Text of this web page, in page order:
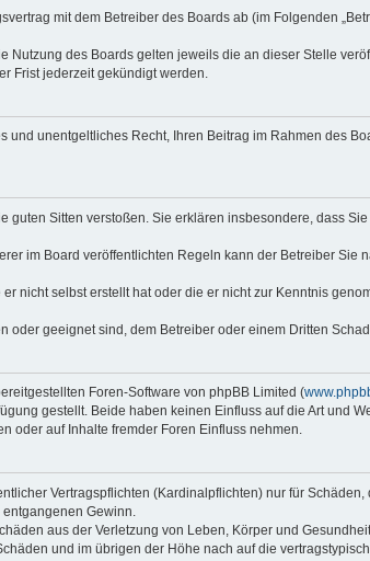
mit dem Betreiber des Boards ab (im Folgenden
des Boards gelten jeweils die an dieser Stelle
Frist jederzeit gekündigt werden.
unentgeltliches Recht, Ihren Beitrag im Rahmen des
Sitten verstoßen. Sie erklären insbesondere, dass
im Board veröffentlichten Regeln kann der Betreiber Sie
nicht selbst erstellt hat oder die er nicht zur Kenntnis
geeignet sind, dem Betreiber oder einem Dritten
Foren-Software von phpBB Limited (
gestellt. Beide haben keinen Einfluss auf die Art und
oder auf Inhalte fremder Foren Einfluss nehmen.
Vertragspflichten (Kardinalpflichten) nur für
Gewinn.
aus der Verletzung von Leben, Körper und
und im übrigen der Höhe nach auf die